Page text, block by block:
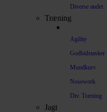
Diverse andet
Træning
Agility
Godbidstasker
Mundkurv
Nosework
Div. Træning
Jagt